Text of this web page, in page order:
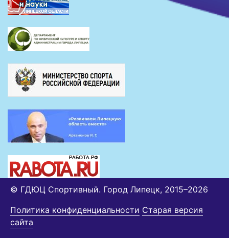
© ГДЮЦ Спортивный. Город Липецк, 2015–2026
Политика конфиденциальности Старая версия
сайта